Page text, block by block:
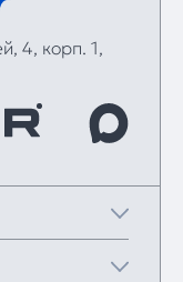
4, корп. 1,